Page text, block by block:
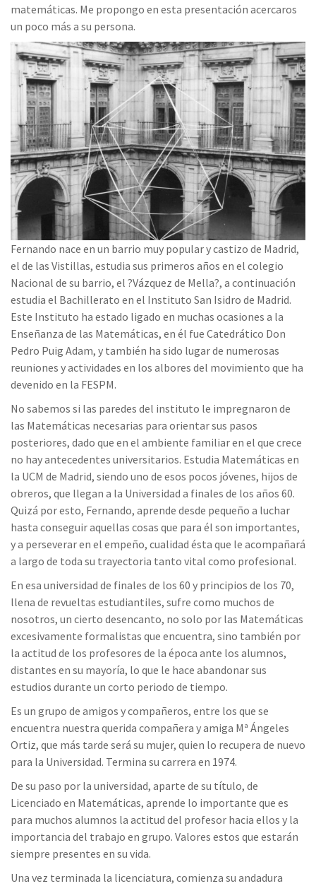
matemáticas. Me propongo en esta presentación acercaros
un poco más a su persona.
Fernando nace en un barrio muy popular y castizo de Madrid,
el de las Vistillas, estudia sus primeros años en el colegio
Nacional de su barrio, el ?Vázquez de Mella?, a continuación
estudia el Bachillerato en el Instituto San Isidro de Madrid.
Este Instituto ha estado ligado en muchas ocasiones a la
Enseñanza de las Matemáticas, en él fue Catedrático Don
Pedro Puig Adam, y también ha sido lugar de numerosas
reuniones y actividades en los albores del movimiento que ha
devenido en la FESPM.
No sabemos si las paredes del instituto le impregnaron de
las Matemáticas necesarias para orientar sus pasos
posteriores, dado que en el ambiente familiar en el que crece
no hay antecedentes universitarios. Estudia Matemáticas en
la UCM de Madrid, siendo uno de esos pocos jóvenes, hijos de
obreros, que llegan a la Universidad a finales de los años 60.
Quizá por esto, Fernando, aprende desde pequeño a luchar
hasta conseguir aquellas cosas que para él son importantes,
y a perseverar en el empeño, cualidad ésta que le acompañará
a largo de toda su trayectoria tanto vital como profesional.
En esa universidad de finales de los 60 y principios de los 70,
llena de revueltas estudiantiles, sufre como muchos de
nosotros, un cierto desencanto, no solo por las Matemáticas
excesivamente formalistas que encuentra, sino también por
la actitud de los profesores de la época ante los alumnos,
distantes en su mayoría, lo que le hace abandonar sus
estudios durante un corto periodo de tiempo.
Es un grupo de amigos y compañeros, entre los que se
encuentra nuestra querida compañera y amiga Mª Ángeles
Ortiz, que más tarde será su mujer, quien lo recupera de nuevo
para la Universidad. Termina su carrera en 1974.
De su paso por la universidad, aparte de su título, de
Licenciado en Matemáticas, aprende lo importante que es
para muchos alumnos la actitud del profesor hacia ellos y la
importancia del trabajo en grupo. Valores estos que estarán
siempre presentes en su vida.
Una vez terminada la licenciatura, comienza su andadura